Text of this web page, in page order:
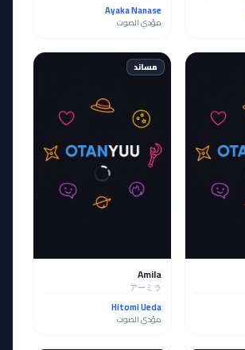
Ayaka Nanase
مؤدي الصوت
مساند
Amila
アーミラ
Hitomi Ueda
مؤدي الصوت